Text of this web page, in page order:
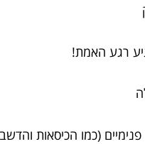
רגע האמת!